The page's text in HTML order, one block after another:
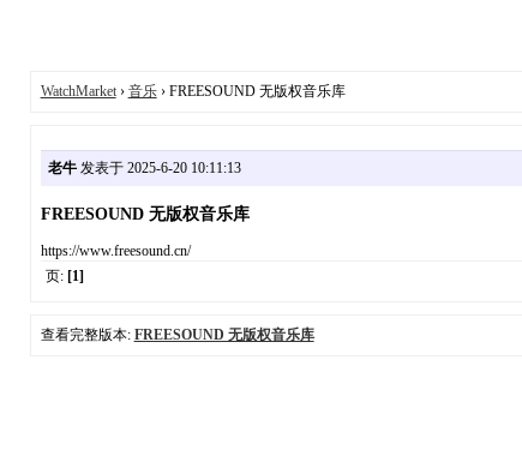
WatchMarket› 音乐› FREESOUND 无版权音乐库
老牛发表于 2025-6-20 10:11:13
FREESOUND 无版权音乐库
https://www.freesound.cn/
页: [1]
查看完整版本: FREESOUND 无版权音乐库